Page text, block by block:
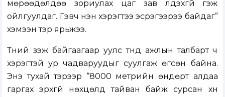
мөрөөдөлдөө зориулах цаг зав үлдэхгүй гэж
ойлгуулдаг. Гэвч үнэн хэрэгтээ эсрэгээрээ байдаг”
хэмээн тэр ярьжээ.
Түүний үзэж байгаагаар уулс түүнд ажлын талбарт ч
хэрэгтэй ур чадваруудыг суулгаж өгсөн байна.
Энэ тухай тэрээр “8000 метрийн өндөрт алдаа
гаргах эрхгүй нөхцөлд тайван байж сурсан хүн